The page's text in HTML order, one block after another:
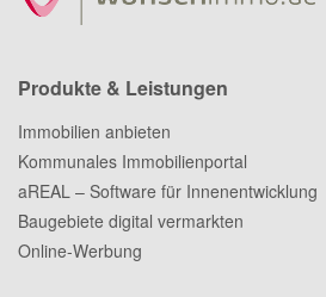
Produkte & Leistungen
Immobilien anbieten
Kommunales Immobilienportal
aREAL – Software für Innenentwicklung
Baugebiete digital vermarkten
Online-Werbung